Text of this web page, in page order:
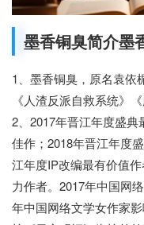
墨香铜臭简介墨
1、墨香铜臭，原名袁依
《人渣反派自救系统》
2、2017年晋江年度盛
佳作；2018年晋江年度
江年度IP改编最有价值
力作者。2017年中国网
年中国网络文学女作家